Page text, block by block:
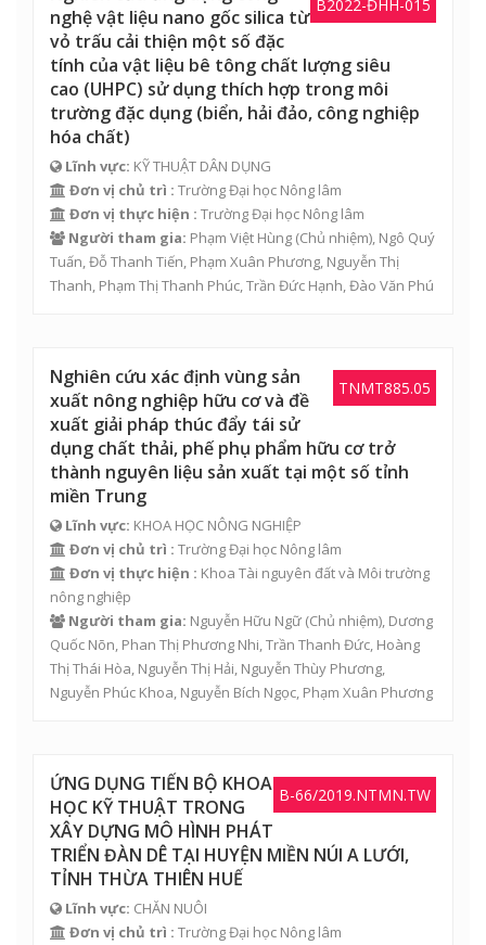
B2022-ĐHH-015
nghệ vật liệu nano gốc silica từ
vỏ trấu cải thiện một số đặc
tính của vật liệu bê tông chất lượng siêu
cao (UHPC) sử dụng thích hợp trong môi
trường đặc dụng (biển, hải đảo, công nghiệp
hóa chất)
Lĩnh vực: KỸ THUẬT DÂN DỤNG
Đơn vị chủ trì : Trường Đại học Nông lâm
Đơn vị thực hiện : Trường Đại học Nông lâm
Người tham gia: Phạm Việt Hùng (Chủ nhiệm), Ngô Quý
Tuấn,Đỗ Thanh Tiến, Phạm Xuân Phương, Nguyễn Thị
Thanh, Phạm Thị Thanh Phúc,Trần Đức Hạnh,Đào Văn Phú
TNMT885.05
Nghiên cứu xác định vùng sản
xuất nông nghiệp hữu cơ và đề
xuất giải pháp thúc đẩy tái sử
dụng chất thải, phế phụ phẩm hữu cơ trở
thành nguyên liệu sản xuất tại một số tỉnh
miền Trung
Lĩnh vực: KHOA HỌC NÔNG NGHIỆP
Đơn vị chủ trì : Trường Đại học Nông lâm
Đơn vị thực hiện : Khoa Tài nguyên đất và Môi trường
nông nghiệp
Người tham gia: Nguyễn Hữu Ngữ (Chủ nhiệm), Dương
Quốc Nõn, Phan Thị Phương Nhi,Trần Thanh Đức, Hoàng
Thị Thái Hòa, Nguyễn Thị Hải, Nguyễn Thùy Phương,
Nguyễn Phúc Khoa, Nguyễn Bích Ngọc, Phạm Xuân Phương
B-66/2019.NTMN.TW
ỨNG DỤNG TIẾN BỘ KHOA
HỌC KỸ THUẬT TRONG
XÂY DỰNG MÔ HÌNH PHÁT
TRIỂN ĐÀN DÊ TẠI HUYỆN MIỀN NÚI A LƯỚI,
TỈNH THỪA THIÊN HUẾ
Lĩnh vực: CHĂN NUÔI
Đơn vị chủ trì : Trường Đại học Nông lâm